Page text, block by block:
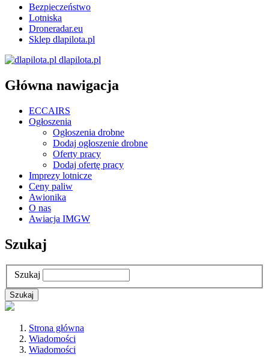
Bezpieczeństwo
Lotniska
Droneradar.eu
Sklep dlapilota.pl
dlapilota.pl
Główna nawigacja
ECCAIRS
Ogłoszenia
Ogłoszenia drobne
Dodaj ogłoszenie drobne
Oferty pracy
Dodaj ofertę pracy
Imprezy lotnicze
Ceny paliw
Awionika
O nas
Awiacja IMGW
Szukaj
Szukaj
Strona główna
Wiadomości
Wiadomości